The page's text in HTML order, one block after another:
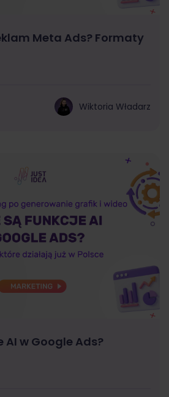
Meta Ads? Formaty
Wiktoria Władarz
AI w Google Ads?